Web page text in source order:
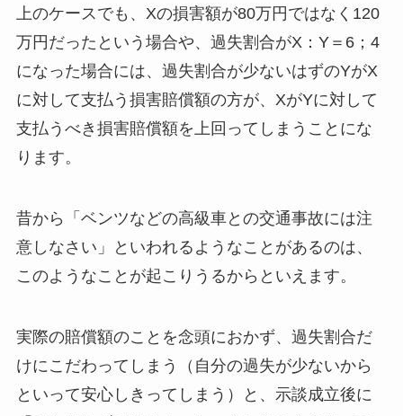
上のケースでも、Xの損害額が80万円ではなく120
万円だったという場合や、過失割合がX：Y＝6；4
になった場合には、過失割合が少ないはずのYがX
に対して支払う損害賠償額の方が、XがYに対して
支払うべき損害賠償額を上回ってしまうことにな
ります。
昔から「ベンツなどの高級車との交通事故には注
意しなさい」といわれるようなことがあるのは、
このようなことが起こりうるからといえます。
実際の賠償額のことを念頭におかず、過失割合だ
けにこだわってしまう（自分の過失が少ないから
といって安心しきってしまう）と、示談成立後に